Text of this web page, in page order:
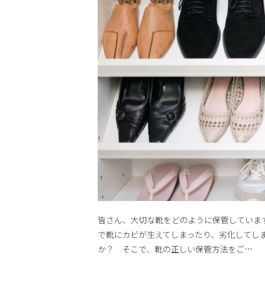
皆さん、大切な靴をどのように保管してい
で靴にカビが生えてしまったり、劣化して
か？ そこで、靴の正しい保管方法をご…